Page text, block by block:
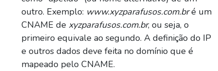
outro. Exemplo: www.xyzparafusos.com.bré um
CNAME de xyzparafusos.com.br, ou seja, o
primeiro equivale ao segundo. A definição do IP
e outros dados deve feita no domínio que é
mapeado pelo CNAME.